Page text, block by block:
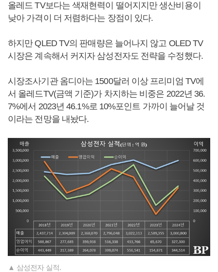
올레드 TV보다는 색재현력이 떨어지지만 생산비용이
낮아 가격이 더 저렴하다는 장점이 있다.
하지만 QLED TV의 판매량은 늘어나지 않고 OLED TV
시장은 계속해서 커지자 삼성전자도 전략을 수정했다.
시장조사기관 옴디아는 1500달러 이상 프리미엄 TV에
서 올레드TV(금액 기준)가 차지하는 비중은 2022년 36.
7%에서 2023년 46.1%로 10%포인트 가까이 늘어날 것
이라는 전망을 내놨다.
▲ 삼성전자 실적.